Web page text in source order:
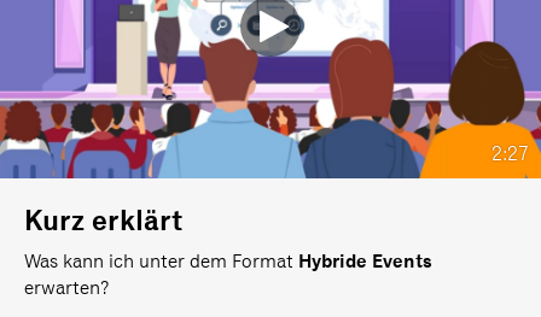
2:27
Kurz erklärt
Was kann ich unter dem Format Hybride Events
erwarten?